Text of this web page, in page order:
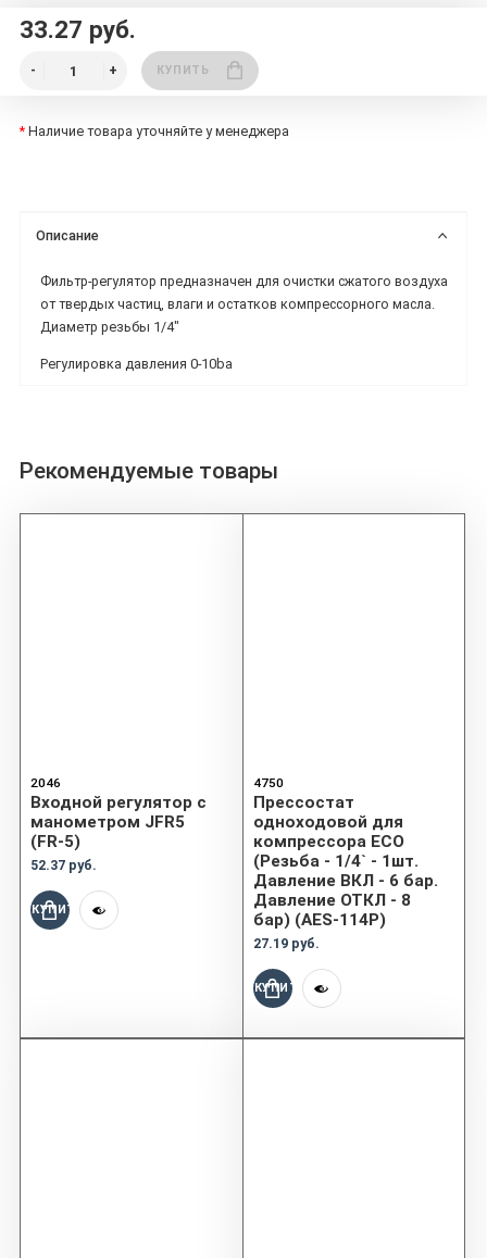
33.27 руб.
КУПИТЬ
* Наличие товара уточняйте у менеджера
Описание
Фильтр-регулятор предназначен для очистки сжатого воздуха
от твердых частиц, влаги и остатков компрессорного масла.
Диаметр резьбы 1/4"
Регулировка давления 0-10ba
Рекомендуемые товары
2046
Входной регулятор с
манометром JFR5
(FR-5)
52.37 руб.
КУПИТЬ
4750
Прессостат
одноходовой для
компрессора ECO
(Резьба - 1/4` - 1шт.
Давление ВКЛ - 6 бар.
Давление ОТКЛ - 8
бар) (AES-114P)
27.19 руб.
КУПИТЬ